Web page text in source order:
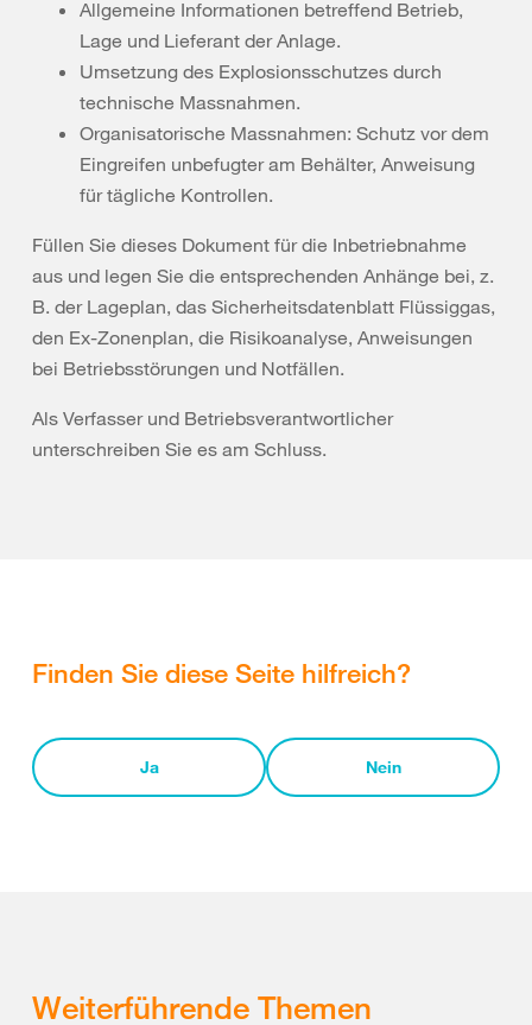
Allgemeine Informationen betreffend Betrieb,
Lage und Lieferant der Anlage.
Umsetzung des Explosionsschutzes durch
technische Massnahmen.
Organisatorische Massnahmen: Schutz vor dem
Eingreifen unbefugter am Behälter, Anweisung
für tägliche Kontrollen.
Füllen Sie dieses Dokument für die Inbetriebnahme
aus und legen Sie die entsprechenden Anhänge bei, z.
B. der Lageplan, das Sicherheitsdatenblatt Flüssiggas,
den Ex-Zonenplan, die Risikoanalyse, Anweisungen
bei Betriebsstörungen und Notfällen.
Als Verfasser und Betriebsverantwortlicher
unterschreiben Sie es am Schluss.
Finden Sie diese Seite hilfreich?
Ja Nein
Weiterführende Themen